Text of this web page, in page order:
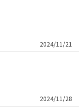
2024/11/21
2024/11/28